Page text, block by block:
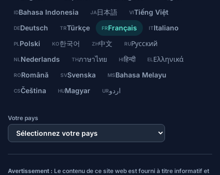
IDBahasa Indonesia JA日本語 VITiếng Việt
DEDeutsch TRTürkçe FRFrançais ITItaliano
PL Polski KO한국어 ZH中文 RUРусский
NL Nederlands THภาษาไทย HIहिन्दी EL Ελληνικά
RORomână SVSvenska MSBahasa Melayu
CSČeština HUMagyar URاردو
Votre pays
Avertissement : Le contenu de ce site web est fourni à titre informatif et